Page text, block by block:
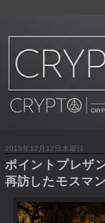
2019年12月12日木曜日
ポイントプレザ
再訪したモスマン